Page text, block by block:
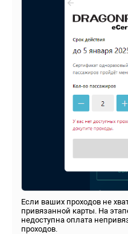
Если ваших проходов не
привязанной карты. На
недоступна оплата
проходов.